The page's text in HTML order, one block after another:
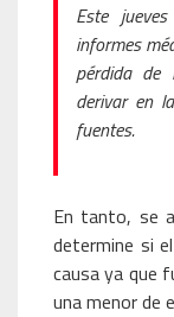
Este
informes
pérdida de
derivar en
fuentes.
En tanto, se
determine si
causa ya que
una menor de